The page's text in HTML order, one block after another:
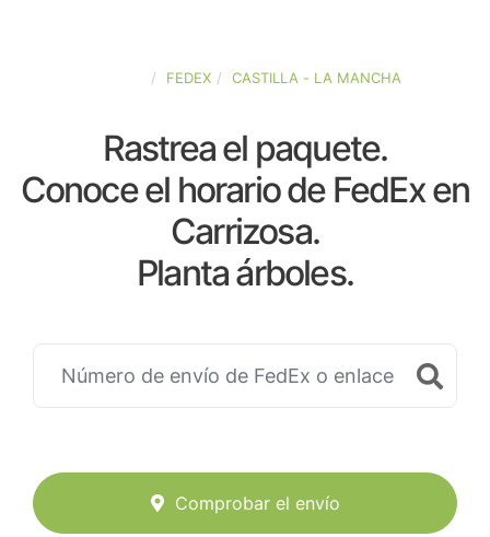
FEDEX CASTILLA - LA MANCHA
Rastrea el paquete.
Conoce el horario de FedEx en
Carrizosa.
Planta árboles.
Comprobar el envío